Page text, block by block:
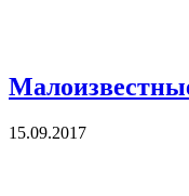
15.09.2017